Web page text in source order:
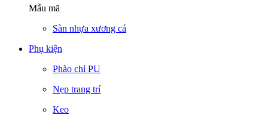
Mẫu mã
Sàn nhựa xương cá
Phụ kiện
Phào chỉ PU
Nẹp trang trí
Keo